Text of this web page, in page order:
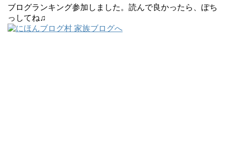
ブログランキング参加しました。読んで良かったら、ぽち
っしてね♫